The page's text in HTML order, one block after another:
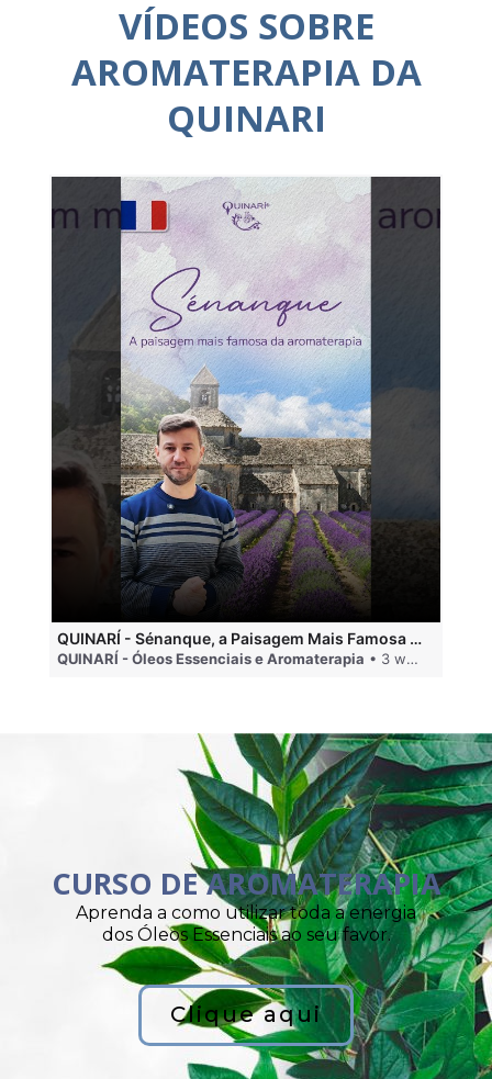
VÍDEOS SOBRE
AROMATERAPIA DA
QUINARI
QUINARÍ - Sénanque, a Paisagem Mais Famosa da Aromaterapia
QUINARÍ - Óleos Essenciais e Aromaterapia • 3 weeks ago
CURSO DE AROMATERAPIA
Aprenda a como utilizar toda a energia
dos Óleos Essenciais ao seu favor.
Clique aqui